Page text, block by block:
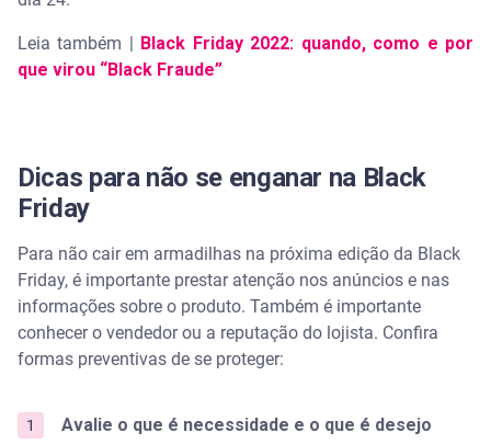
Leia também |
Black Friday 2022: quando, como e por
que virou “Black Fraude”
Dicas para não se enganar na Black
Friday
Para não cair em armadilhas na próxima edição da Black
Friday, é importante prestar atenção nos anúncios e nas
informações sobre o produto. Também é importante
conhecer o vendedor ou a reputação do lojista. Confira
formas preventivas de se proteger:
Avalie o que é necessidade e o que é desejo